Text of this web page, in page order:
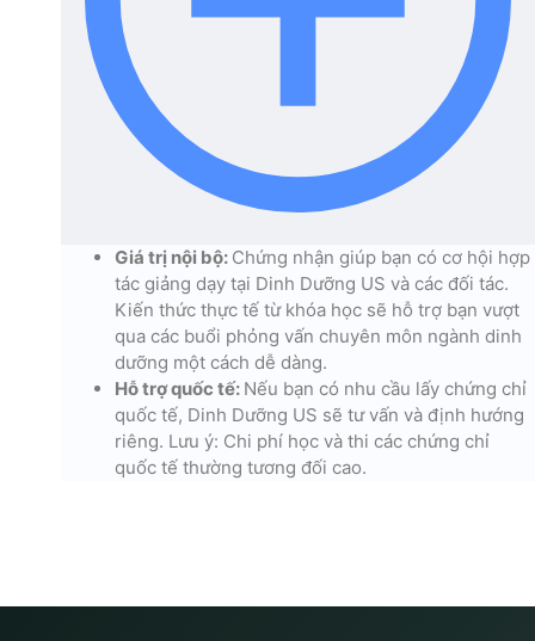
Giá trị nội bộ: Chứng nhận giúp bạn có cơ hội hợp
tác giảng dạy tại Dinh Dưỡng US và các đối tác.
Kiến thức thực tế từ khóa học sẽ hỗ trợ bạn vượt
qua các buổi phỏng vấn chuyên môn ngành dinh
dưỡng một cách dễ dàng.
Hỗ trợ quốc tế: Nếu bạn có nhu cầu lấy chứng chỉ
quốc tế, Dinh Dưỡng US sẽ tư vấn và định hướng
riêng. Lưu ý: Chi phí học và thi các chứng chỉ
quốc tế thường tương đối cao.